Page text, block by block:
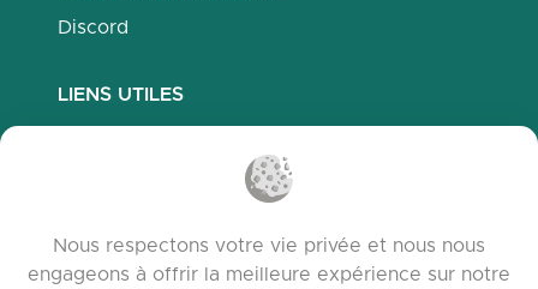
Discord
LIENS UTILES
Politique de confidentialité
Conditions d’utilisation
Nous respectons votre vie privée et nous nous
engageons à offrir la meilleure expérience sur notre